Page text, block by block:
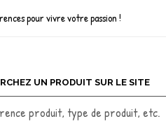
pour vivre votre passion !
UN PRODUIT SUR LE SITE